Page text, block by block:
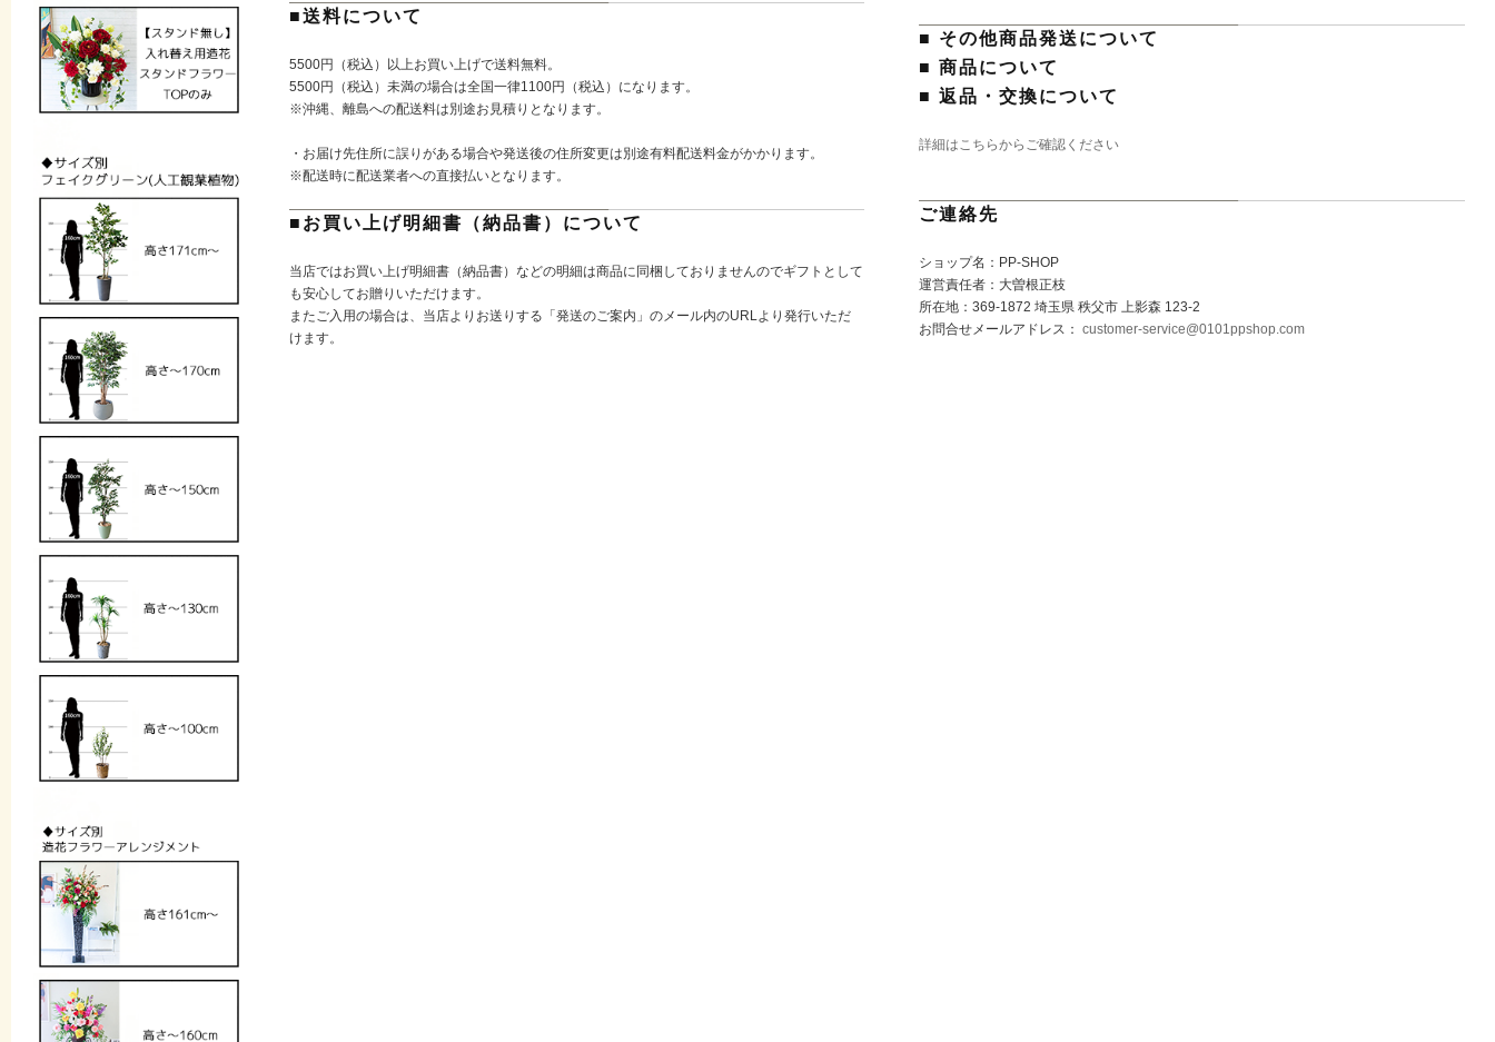
■送料について
5500円（税込）以上お買い上げで送料無料。
5500円（税込）未満の場合は全国一律1100円（税込）になります。
※沖縄、離島への配送料は別途お見積りとなります。
・お届け先住所に誤りがある場合や発送後の住所変更は別途有料配送料金がかかります。
※配送時に配送業者への直接払いとなります。
■お買い上げ明細書（納品書）について
当店ではお買い上げ明細書（納品書）などの明細は商品に同梱しておりませんのでギフトとして
も安心してお贈りいただけます。
またご入用の場合は、当店よりお送りする「発送のご案内」のメール内のURLより発行いただ
けます。
■ その他商品発送について
■ 商品について
■ 返品・交換について
詳細はこちらからご確認ください
ご連絡先
ショップ名：PP-SHOP
運営責任者：大曽根正枝
所在地：369-1872 埼玉県 秩父市 上影森 123-2
お問合せメールアドレス：customer-service@0101ppshop.com